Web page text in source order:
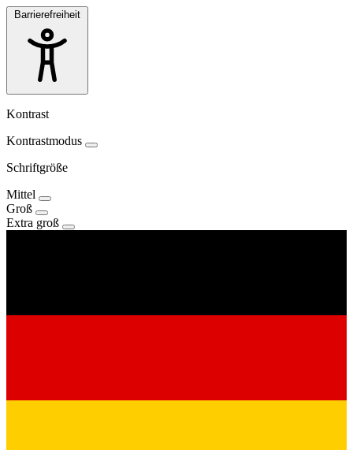
Barrierefreiheit
Kontrast
Kontrastmodus
Schriftgröße
Mittel
Groß
Extra groß